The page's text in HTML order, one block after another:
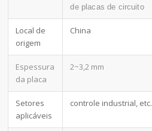
de placas de circuito
Local de
origem
China
Espessura
da placa
2~3,2 mm
Setores
aplicáveis
controle industrial, etc.